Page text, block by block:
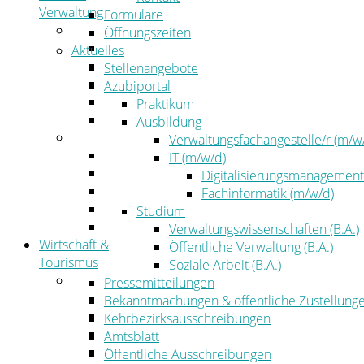
Verwaltung
Politik
Kreistag
Kreistagsinformationssystem
Bürgerinformationssystem
Wahlen
Leitbild
Der Landrat
Kommunalaufsicht
Zahlen, Daten, Fakten
Wirtschaft &
Tourismus
Wirtschaft
Wirtschaftsförderung
Gewerbeflächen und Unternehmen
Arbeitgeberservice
Mobilfunk & Breitband
Formulare
Öffnungszeiten
Aktuelles
Stellenangebote
Azubiportal
Praktikum
Ausbildung
Verwaltungsfachangestelle/r (m/
IT (m/w/d)
Fachinformatik (m/w/d)
Studium
Verwaltungswissenschaften (B.A.)
Öffentliche Verwaltung (B.A.)
Soziale Arbeit (B.A.)
Pressemitteilungen
Bekanntmachungen & öffentliche
Kehrbezirksausschreibungen
Amtsblatt
Öffentliche Ausschreibungen